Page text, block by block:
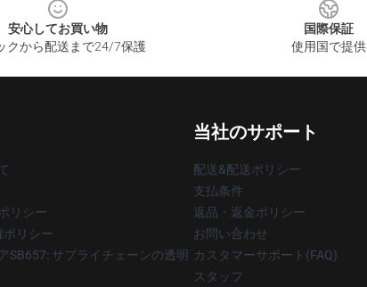
安心してお買い物
クから配送まで24/7保護
国際保証
使用国で提供
リシー
ポリシー
SB657: サプライチェーンの透明
当社のサポート
配送&配送ポリシー
支払条件
返品・返金ポリシー
お問い合わせ
カスタマーサポート(FAQ)
スタッフ